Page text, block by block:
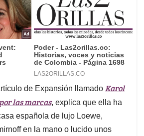
de Expansión llamado Karol
las marcas, explica que ella ha
española de lujo Loewe,
en la mano o lucido unos